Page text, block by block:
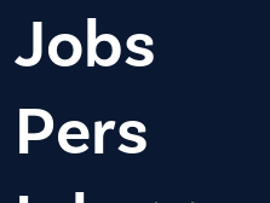
Jobs
Pers